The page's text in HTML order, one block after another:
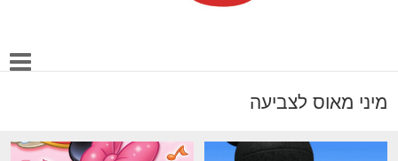
מיני מאוס לצביעה